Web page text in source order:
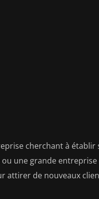
cherchant à établir
une grande entreprise
attirer de nouveaux